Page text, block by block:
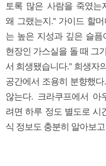
토록 많은 사람을 죽였는
왜 그랬는지.” 가이드 할
는 높은 지성과 깊은 슬
현장인 가스실을 돌 때 그
서 희생됐습니다.” 희생자
공간에서 조용히 분향했
않는다. 크라쿠프에서 아
려면 하루 정도 별도로 시
식 정보도 충분히 알아보